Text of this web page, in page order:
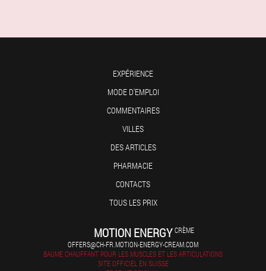
EXPÉRIENCE
MODE D'EMPLOI
COMMENTAIRES
VILLES
DES ARTICLES
PHARMACIE
CONTACTS
TOUS LES PRIX
MOTION ENERGY CRÈME
OFFERS@CH-FR.MOTION-ENERGY-CREAM.COM
BAUME CHAUFFANT POUR LES MUSCLES ET LES ARTICULATIONS
SITE OFFICIEL EN SUISSE